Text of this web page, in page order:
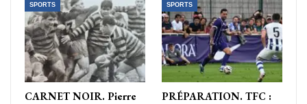
SPORTS
CARNET NOIR. Pierre
SPORTS
PRÉPARATION. TFC :